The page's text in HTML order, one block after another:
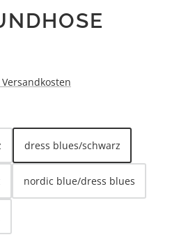
dress blues/schwarz
nordic blue/dress blues